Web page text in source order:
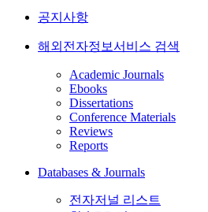
공지사항
해외전자정보서비스 검색
Academic Journals
Ebooks
Dissertations
Conference Materials
Reviews
Reports
Databases & Journals
전자저널 리스트